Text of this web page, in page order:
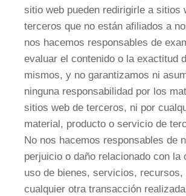
sitio web pueden redirigirle a sitios
terceros que no están afiliados a
nos hacemos responsables de
evaluar el contenido o la exactitud
mismos, y no garantizamos ni
ninguna responsabilidad por los
sitios web de terceros, ni por
material, producto o servicio de
No nos hacemos responsables de
perjuicio o daño relacionado con la
uso de bienes, servicios, recursos,
cualquier otra transacción